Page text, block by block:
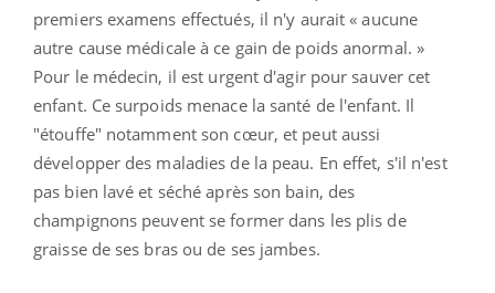
premiers examens effectués, il n'y aurait « aucune
autre cause médicale à ce gain de poids anormal. »
Pour le médecin, il est urgent d'agir pour sauver cet
enfant. Ce surpoids menace la santé de l'enfant. Il
"étouffe" notamment son cœur, et peut aussi
développer des maladies de la peau. En effet, s'il n'est
pas bien lavé et séché après son bain, des
champignons peuvent se former dans les plis de
graisse de ses bras ou de ses jambes.